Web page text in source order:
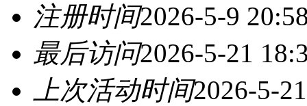
注册时间2026-5-9
最后访问2026-5-21
上次活动时间2026-5-